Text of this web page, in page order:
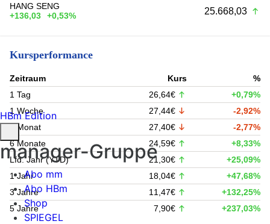
HANG SENG
+136,03
+0,53% 25.668,03
Kursperformance
Zeitraum Kurs
%
1 Tag
26,64€
+0,79%
1 Woche
27,44€
-2,92%
1 Monat
27,40€
-2,77%
6 Monate
24,59€
+8,33%
Lfd. Jahr (YTD)
21,30€
+25,09%
1 Jahr
18,04€
+47,68%
3 Jahre
11,47€
+132,25%
5 Jahre
7,90€ +237,03%
HBm Edition
manager-Gruppe
Abo mm
Abo HBm
Shop
SPIEGEL